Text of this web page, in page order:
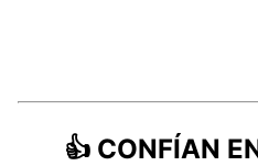
👍 CONFÍAN